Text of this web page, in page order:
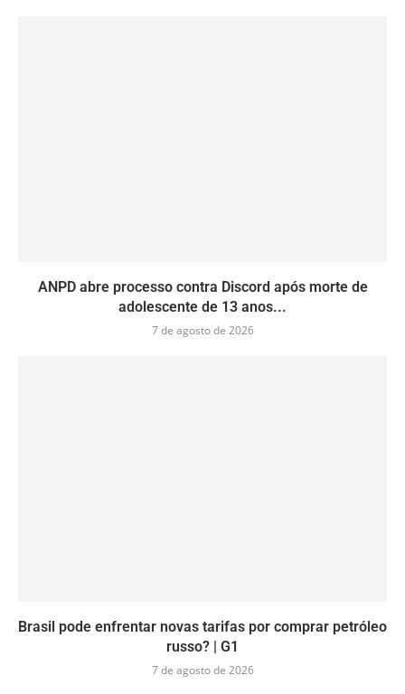
ANPD abre processo contra Discord após morte de
adolescente de 13 anos...
7 de agosto de 2026
Brasil pode enfrentar novas tarifas por comprar petróleo
russo? | G1
7 de agosto de 2026